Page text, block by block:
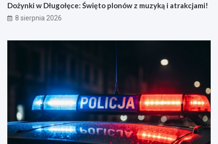
Dożynki w Długołęce: Święto plonów z muzyką i atrakcjami!
8 sierpnia 2026